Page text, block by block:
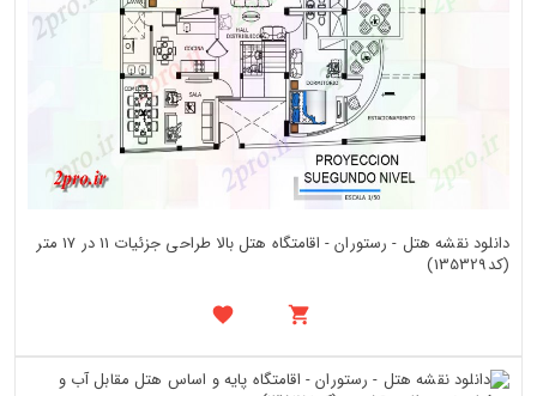
دانلود نقشه هتل - رستوران - اقامتگاه هتل بالا طراحی جزئیات 11 در 17 متر
(کد135329)